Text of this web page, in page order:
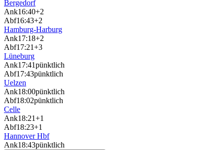
Bergedorf
Ank16:40+2
Abf16:43+2
Hamburg-Harburg
Ank17:18+2
Abf17:21+3
Lüneburg
Ank17:41pünktlich
Abf17:43pünktlich
Uelzen
Ank18:00pünktlich
Abf18:02pünktlich
Celle
Ank18:21+1
Abf18:23+1
Hannover Hbf
Ank18:43pünktlich